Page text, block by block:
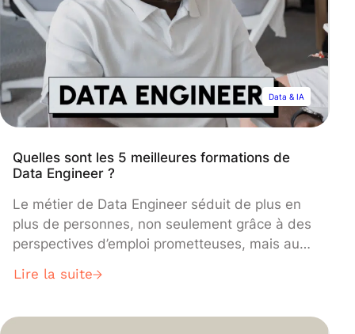
Data & IA
Quelles sont les 5 meilleures formations de
Data Engineer ?
Le métier de Data Engineer séduit de plus en
plus de personnes, non seulement grâce à des
perspectives d’emploi prometteuses, mais aussi
multitude de formations disponibles, choisir
Lire la suite